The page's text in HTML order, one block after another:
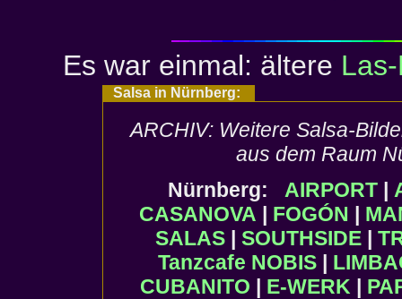
Es war einmal: ältere
Salsa in Nürnberg:
ARCHIV: Weitere Salsa-
aus dem Raum
Nürnberg: AIRPORT|
CASANOVA | FOGÓN |
SALAS | SOUTHSIDE |
Tanzcafe NOBIS|
CUBANITO | E-WERK |